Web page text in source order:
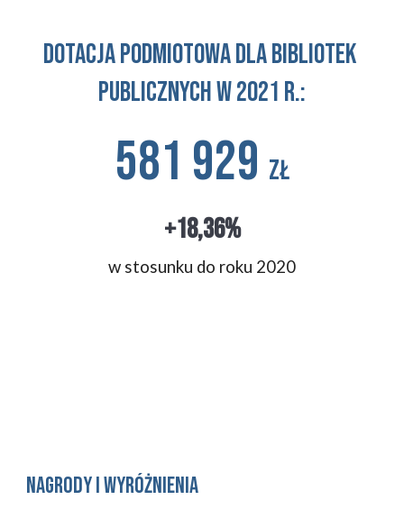
Dotacja podmiotowa dla Bibliotek
Publicznych w 2021 r.:
581 929 zł
+18,36%
w stosunku do roku 2020
nagrody i wyróżnienia